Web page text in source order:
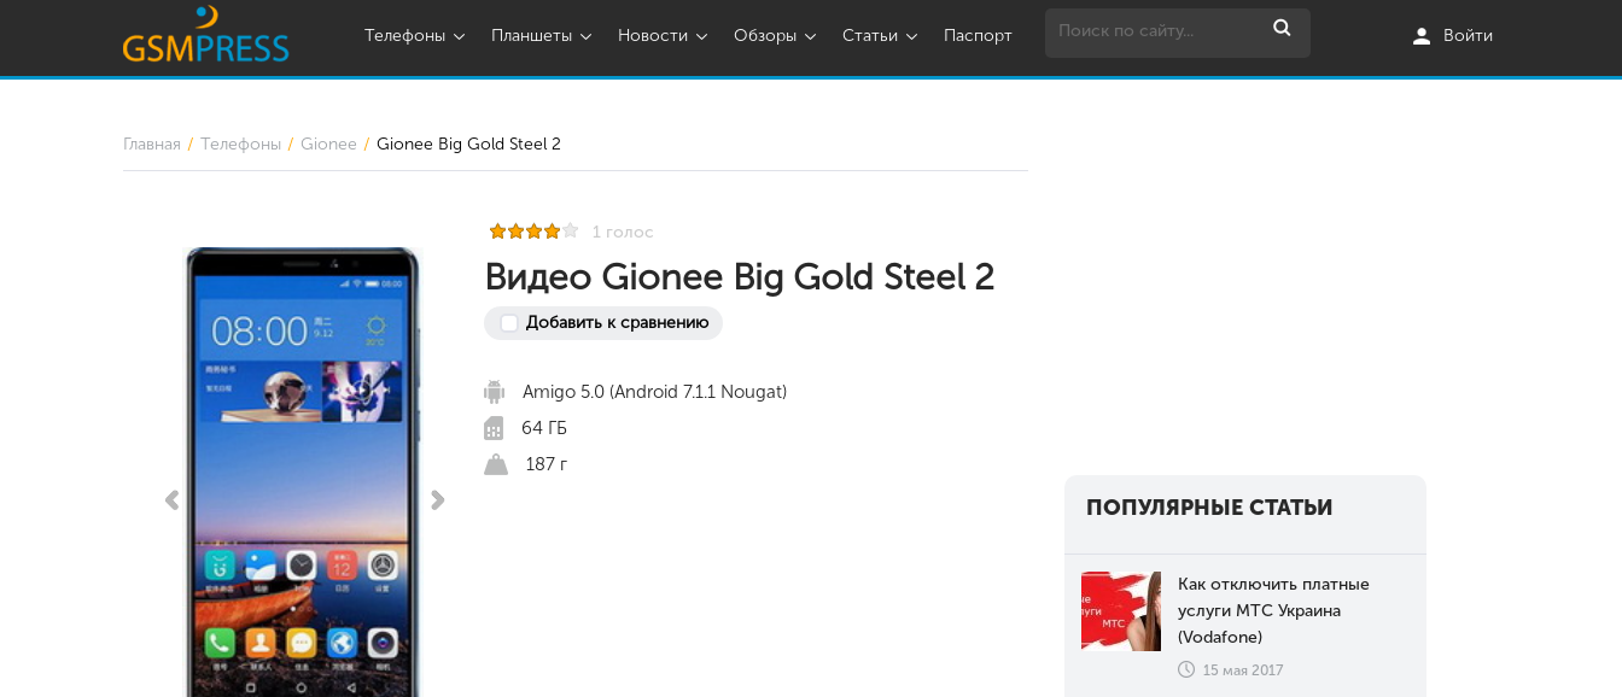
Телефоны Планшеты Новости Обзоры Статьи Паспорт Войти
Главная Телефоны Gionee Gionee Big Gold Steel 2
1 голос
Видео Gionee Big Gold Steel 2
Добавить к сравнению
Amigo 5.0 (Android 7.1.1 Nougat)
64 ГБ
187 г
ПОПУЛЯРНЫЕ СТАТЬИ
Как отключить платные
услуги МТС Украина
(Vodafone)
15 мая 2017